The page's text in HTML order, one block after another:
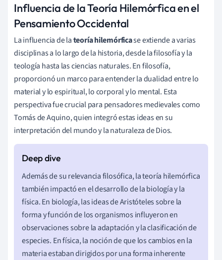
Influencia de la Teoría Hilemórfica en el
Pensamiento Occidental
La influencia de lateoría hilemórficase extiende a varias
disciplinas a lo largo de la historia, desde la filosofía y la
teología hasta las ciencias naturales. En filosofía,
proporcionó un marco para entender la dualidad entre lo
material y lo espiritual, lo corporal y lo mental. Esta
perspectiva fue crucial para pensadores medievales como
Tomás de Aquino, quien integró estas ideas en su
interpretación del mundo y la naturaleza de Dios.
Además de su relevancia filosófica, la teoría hilemórfica
también impactó en el desarrollo de la biología y la
física. En biología, las ideas de Aristóteles sobre la
forma y función de los organismos influyeron en
observaciones sobre la adaptación y la clasificación de
especies. En física, la noción de que los cambios en la
materia estaban dirigidos por una forma inherente